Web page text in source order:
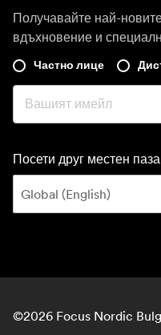
Получавайте най-
вдъхновение и
Частно лице
Посети друг местен
©2026 Focus Nordic